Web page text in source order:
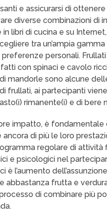
e assicurarsi di
diverse combinazioni di
libri di cucina e su
tra un’ampia
personali.
con spinaci e cavolo
mandorle sono alcune
frullati, ai partecipanti
rimanente(i) e di bere
impatto, è fondamentale
ancora di più le loro
regolare di attività
e psicologici nel
è l’aumento
abbastanza frutta e
di combinare più